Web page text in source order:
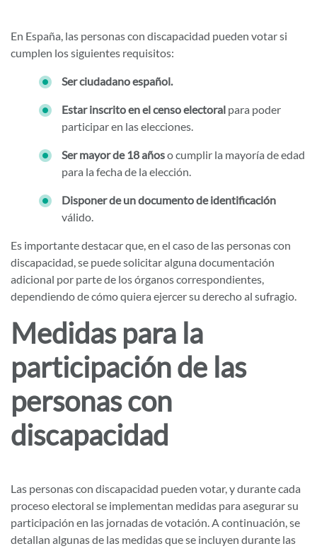
En España, las personas con discapacidad pueden votar si
cumplen los siguientes requisitos:
Ser ciudadano español.
Estar inscrito en el censo electoral para poder
participar en las elecciones.
Ser mayor de 18 añoso cumplir la mayoría de edad
para la fecha de la elección.
Disponer de un documento de identificación
válido.
Es importante destacar que, en el caso de las personas con
discapacidad, se puede solicitar alguna documentación
adicional por parte de los órganos correspondientes,
dependiendo de cómo quiera ejercer su derecho al sufragio.
Medidas para la
participación de las
personas con
discapacidad
Las personas con discapacidad pueden votar, y durante cada
proceso electoral se implementan medidas para asegurar su
participación en las jornadas de votación. A continuación, se
detallan algunas de las medidas que se incluyen durante las